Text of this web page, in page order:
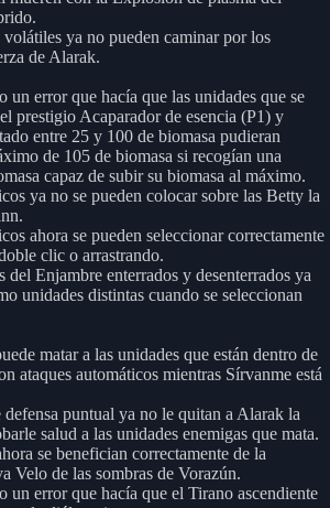
ya no pueden caminar por los
de Alarak.
un error que hacía que las unidades que se
prestigio Acaparador de esencia (P1) y
entre 25 y 100 de biomasa pudieran
de 105 de biomasa si recogían una
capaz de subir su biomasa al máximo.
ya no se pueden colocar sobre las Betty la
ahora se pueden seleccionar correctamente
clic o arrastrando.
del Enjambre enterrados y desenterrados ya
unidades distintas cuando se seleccionan
matar a las unidades que están dentro de
ataques automáticos mientras Sírvanme está
puntual ya no le quitan a Alarak la
salud a las unidades enemigas que mata.
se benefician correctamente de la
Velo de las sombras de Vorazún.
un error que hacía que el Tirano ascendiente